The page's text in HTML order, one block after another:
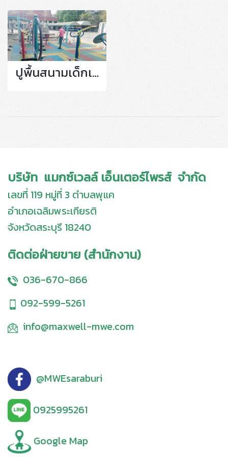
ปูพื้นสนามเด็กเล่น
บริษัท แมกซ์เวลล์ เอ็นเตอร์ไพรส์ จำกัด
เลขที่ 119 หมู่ที่ 3 ตำบลพุแค
อำเภอเฉลิมพระเกียรติ
จังหวัดสระบุรี 18240
ติดต่อฝ่ายขาย (สำนักงาน)
036-670-866
092-599-5261
info@maxwell-mwe.com
@MWEsaraburi
0925995261
Google Map